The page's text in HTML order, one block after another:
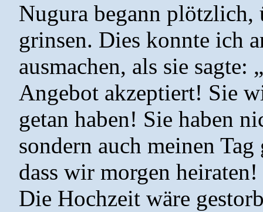
Nugura begann plötzlich,
grinsen. Dies konnte ich
ausmachen, als sie
Angebot akzeptiert! Sie
getan haben! Sie haben
sondern auch meinen
dass wir morgen
Die Hochzeit wäre